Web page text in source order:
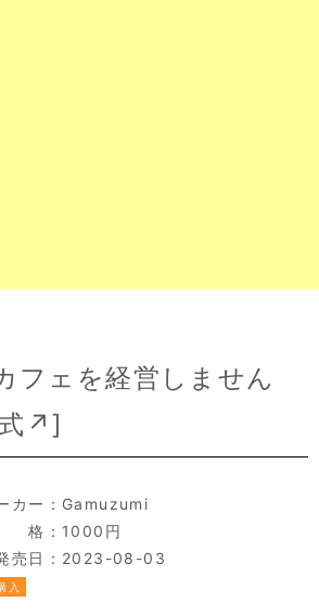
フェを経営しません
↗]
カー： Gamuzumi
格：1000円
売日：2023-08-03
入